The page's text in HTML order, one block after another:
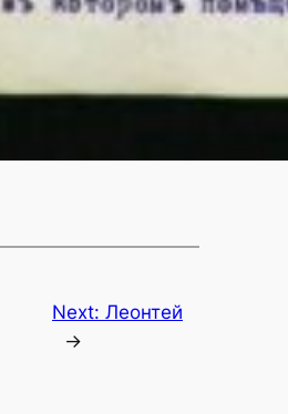
Next:Леонтей
→